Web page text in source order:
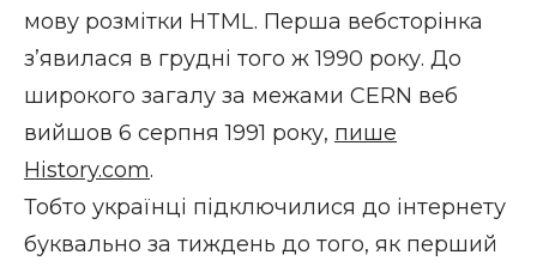
мову розмітки HTML. Перша вебсторінка
з’явилася в грудні того ж 1990 року. До
широкого загалу за межами CERN веб
вийшов 6 серпня 1991 року, пише
History.com.
Тобто українці підключилися до інтернету
буквально за тиждень до того, як перший